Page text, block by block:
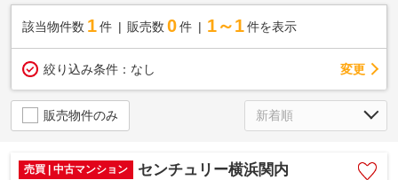
該当物件数 1件 販売数 0 件 1～1 件を表示
絞り込み条件： なし 変更
販売物件のみ
売買 | 中古マンション センチュリー横浜関内